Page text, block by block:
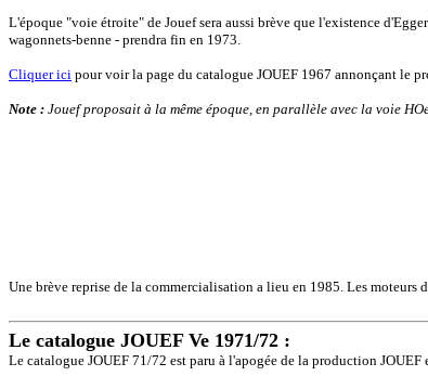
L'époque "voie étroite" de Jouef sera aussi brève que l'existence
wagonnets-benne - prendra fin en 1973.
Cliquer ici pour voir la page du catalogue JOUEF 1967 annonçant le
Note : Jouef proposait à la même époque, en parallèle avec la voie
Une brève reprise de la commercialisation a lieu en 1985. Les
Le catalogue JOUEF Ve 1971/72 :
Le catalogue JOUEF 71/72 est paru à l'apogée de la production